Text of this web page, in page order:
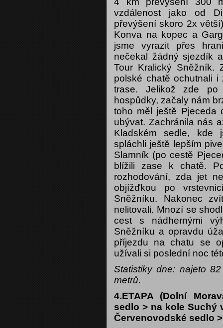
vzdálenost jako od
převýšení skoro 2x
Konva na kopec a
jsme vyrazit přes
nečekal žádný sjezdík
Tour Kralický Sněžník.
polské chatě ochutnali
trase. Jelikož zde
hospůdky, začaly nám
toho měl ještě Pjeceda
ubývat. Zachránila nás
Kladském sedle, kde
spláchli ještě lepším
Slamník (po cestě
blížili zase k chatě.
rozhodování, zda jet
objížďkou po
Sněžníku. Nakonec
nelitovali. Mnozí se
cest s nádhernými
Sněžníku a opravdu
příjezdu na chatu se
užívali si poslední noc
Statistiky dne: najeto
metrů.
4.ETAPA (Dolní
sedlo > na kole Suchý
Červenovodské sedlo